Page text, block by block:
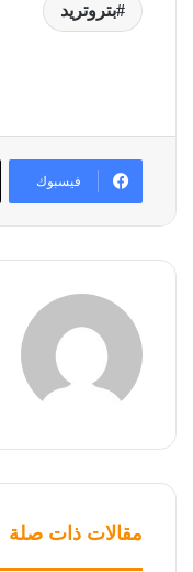
بتروتريد
فيسبوك
مقالات ذات صلة